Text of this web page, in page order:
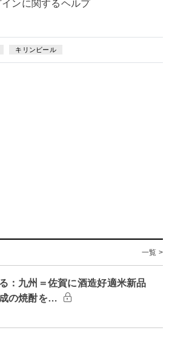
インに関するヘルプ
キリンビール
一覧 >
：九州＝佐賀に酒造好適米新品
の焼酎を…